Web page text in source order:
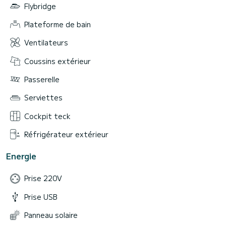
Flybridge
Plateforme de bain
Ventilateurs
Coussins extérieur
Passerelle
Serviettes
Cockpit teck
Réfrigérateur extérieur
Energie
Prise 220V
Prise USB
Panneau solaire